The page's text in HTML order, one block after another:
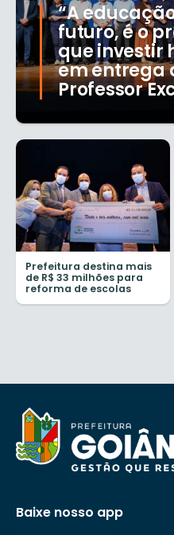
“A
futuro, é o
que investir
em entrega
Professor
Prefeitura destina mais
de R$ 33 milhões para
reforma de escolas
Baixe nosso app